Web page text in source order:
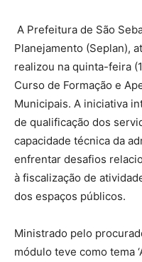
A Prefeitura de São
Planejamento (Seplan),
realizou na quinta-feira
Curso de Formação e
Municipais. A iniciativa
de qualificação dos
capacidade técnica da
enfrentar desafios
à fiscalização de
dos espaços públicos.
Ministrado pelo
módulo teve como tema